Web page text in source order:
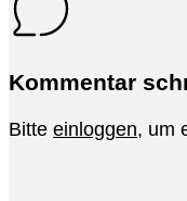
Kommentar
Bitte einloggen, um